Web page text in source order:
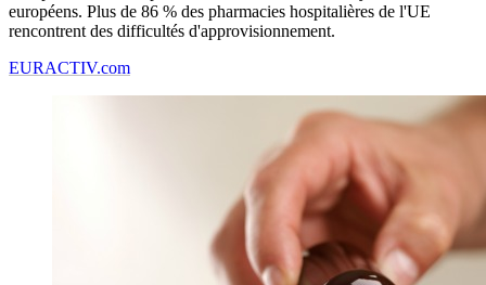
européens. Plus de 86 % des pharmacies hospitalières de l'UE
rencontrent des difficultés d'approvisionnement.
EURACTIV.com